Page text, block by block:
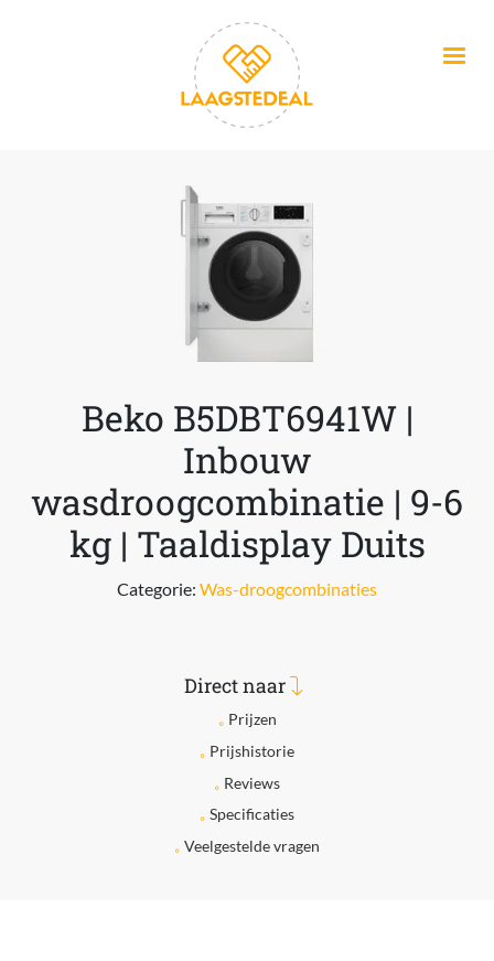
Beko B5DBT6941W |
Inbouw
wasdroogcombinatie | 9-6
kg | Taaldisplay Duits
Categorie: Was-droogcombinaties
Direct naar
Prijzen
Prijshistorie
Reviews
Specificaties
Veelgestelde vragen